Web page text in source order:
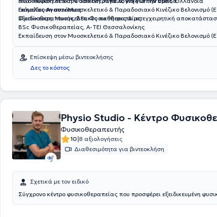
Εκπαίδευση στον Μυοσκελετικό & Παραδοσιακό Κινέζικο Βελονισμό
Εξειδίκευση: Μυοσκελετικές παθήσεις & μετεγχειρητική
Γεόμελος Αναστάσιος
Φυσικοθεραπευτής, BSc Φυσικοθεραπείας
BSc Φυσικοθεραπείας, Α-ΤΕΙ Θεσσαλονίκης
Εκπαίδευση στον Μυοσκελετικό & Παραδοσιακό Κινέζικο Βελονισμό
therapy
Επίσκεψη μέσω βιντεοκλήσης
Δες το κόστος
Physio Studio - Κέντρο
Φυσικοθεραπευτής
10|8 αξιολογήσεις
Διαθεσιμότητα για βιντεοκλήση
Σχετικά με τον ειδικό
Σύγχρονο κέντρο φυσικοθεραπείας που προσφέρει εξειδικευμένη